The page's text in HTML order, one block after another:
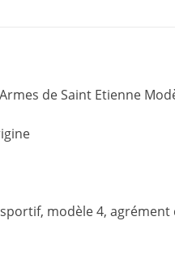
de Saint Etienne
modèle 4,